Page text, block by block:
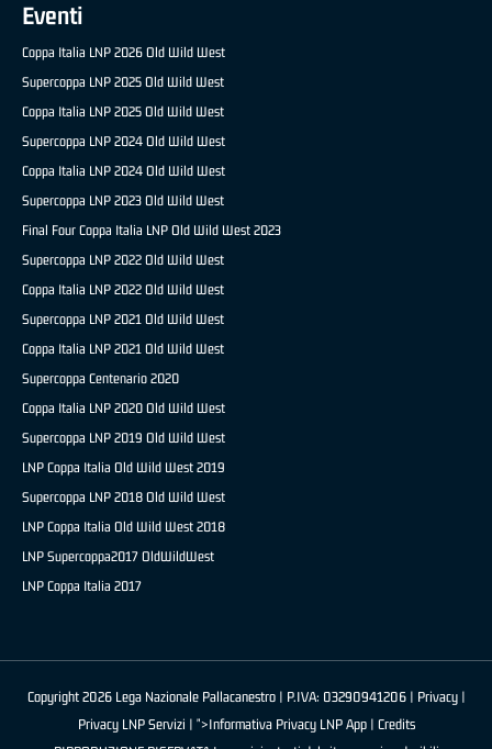
Eventi
Coppa Italia LNP 2026 Old Wild West
Supercoppa LNP 2025 Old Wild West
Coppa Italia LNP 2025 Old Wild West
Supercoppa LNP 2024 Old Wild West
Coppa Italia LNP 2024 Old Wild West
Supercoppa LNP 2023 Old Wild West
Final Four Coppa Italia LNP Old Wild West 2023
Supercoppa LNP 2022 Old Wild West
Coppa Italia LNP 2022 Old Wild West
Supercoppa LNP 2021 Old Wild West
Coppa Italia LNP 2021 Old Wild West
Supercoppa Centenario 2020
Coppa Italia LNP 2020 Old Wild West
Supercoppa LNP 2019 Old Wild West
LNP Coppa Italia Old Wild West 2019
Supercoppa LNP 2018 Old Wild West
LNP Coppa Italia Old Wild West 2018
LNP Supercoppa2017 OldWildWest
LNP Coppa Italia 2017
Copyright 2026 Lega Nazionale Pallacanestro | P.IVA: 03290941206 | Privacy|
Privacy LNP Servizi | ">Informativa Privacy LNP App | Credits